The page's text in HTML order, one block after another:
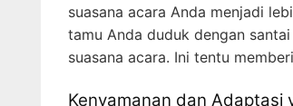
suasana acara Anda menjadi
tamu Anda duduk dengan
suasana acara. Ini tentu
Kenyamanan dan Adaptasi